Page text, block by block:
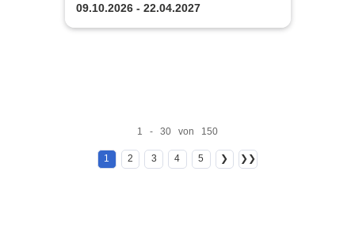
09.10.2026 - 22.04.2027
1 - 30 von 150
1 2 3 4 5 ❯ ❯❯